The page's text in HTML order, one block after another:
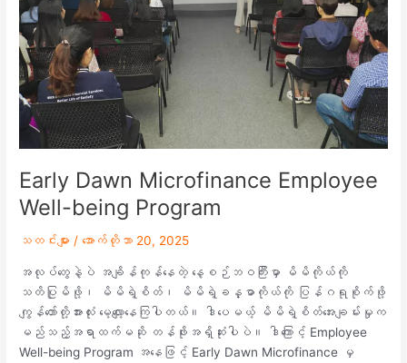
Early Dawn Microfinance Employee
Well-being Program
သတင်းများ / အောက်တိုဘာ 20, 2025
အလုပ်တွေနဲ့ပဲ အချိန်ကုန်နေတဲ့ နေ့စဉ်ဘဝကြီးမှာ မိမိကိုယ်ကို
သတိပြုမိဖို့၊ မိမိရဲ့စိတ်၊ မိမိရဲ့ခန္ဓာကိုယ်ကို ပြန်ဂရုစိုက်ဖို့
ကျွန်တော်တို့အားလုံး မေ့လျော့နေကြပါတယ်။ ဒါပေမယ့် မိမိရဲ့စိတ်အေးချမ်းမှုက
မည်သည့်အရာထက်မဆို တန်ဖိုးအရှိဆုံးပါပဲ။ ဒါကြောင့် Employee
Well-being Program အနေဖြင့် Early Dawn Microfinance မှ
being
Program